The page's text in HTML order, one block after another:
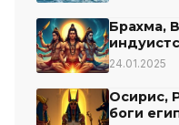
Брахма,
24.01.2025
Осирис,
боги